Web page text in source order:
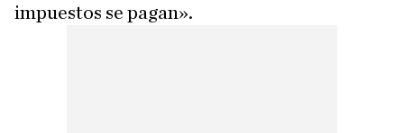
impuestos se pagan».